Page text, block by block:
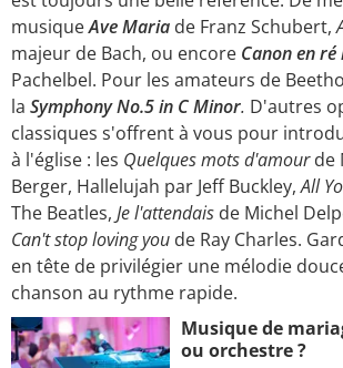
musiqueAveMaria de Franz Schubert,
majeur de Bach, ou encore Canon en
Pachelbel. Pour les amateurs de
la Symphony No.5 in C Minor. D'autres
classiques s'offrent à vous pour
à l'église : les Quelques mots d'amourde
Berger, Hallelujah par Jeff Buckley,All
The Beatles, Je l'attendais de Michel
Can't stop loving you de Ray Charles.
en tête de privilégier une mélodie
chanson au rythme rapide.
Musique de
ou orchestre ?